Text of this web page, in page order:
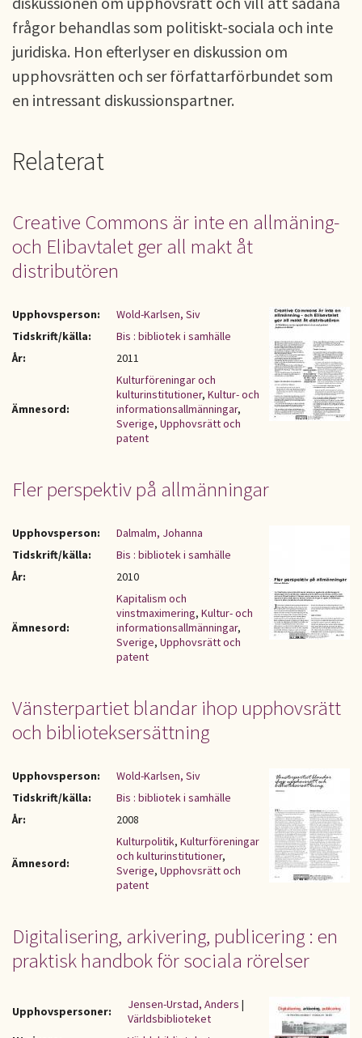
frågor behandlas som politiskt-sociala och inte
juridiska. Hon efterlyser en diskussion om
upphovsrätten och ser författarförbundet som
en intressant diskussionspartner.
Relaterat
Creative Commons är inte en allmäning-
och Elibavtalet ger all makt åt
distributören
Upphovsperson:
Wold-Karlsen, Siv
Tidskrift/källa:
Bis : bibliotek i samhälle
År:
2011
Ämnesord:
Kulturföreningar och
kulturinstitutioner, Kultur- och
informationsallmänningar,
Sverige, Upphovsrätt och
patent
Fler perspektiv på allmänningar
Upphovsperson:
Dalmalm, Johanna
Tidskrift/källa:
Bis : bibliotek i samhälle
År:
2010
Ämnesord:
Kapitalism och
vinstmaximering, Kultur- och
informationsallmänningar,
Sverige, Upphovsrätt och
patent
Vänsterpartiet blandar ihop upphovsrätt
och biblioteksersättning
Upphovsperson:
Wold-Karlsen, Siv
Tidskrift/källa:
Bis : bibliotek i samhälle
År:
2008
Ämnesord:
Kulturpolitik, Kulturföreningar
och kulturinstitutioner,
Sverige, Upphovsrätt och
patent
Digitalisering, arkivering, publicering : en
praktisk handbok för sociala rörelser
Upphovspersoner: Jensen-Urstad, Anders |
Världsbiblioteket